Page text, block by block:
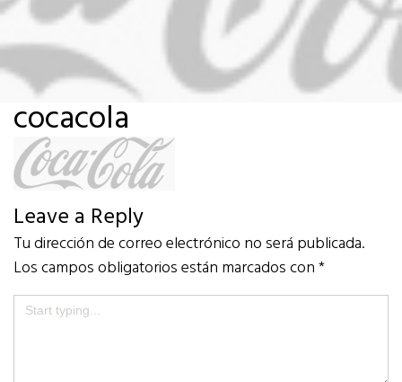
cocacola
Leave a Reply
Tu dirección de correo electrónico no será publicada.
Los campos obligatorios están marcados con*